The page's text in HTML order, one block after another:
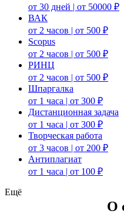
от 30 дней | от 50000 ₽
ВАК
от 2 часов | от 500 ₽
Scopus
от 2 часов | от 500 ₽
РИНЦ
от 2 часов | от 500 ₽
Шпаргалка
от 1 часа | от 300 ₽
Дистанционная задача
от 1 часа | от 300 ₽
Творческая работа
от 3 часов | от 200 ₽
Антиплагиат
от 1 часа | от 100 ₽
Ещё
О